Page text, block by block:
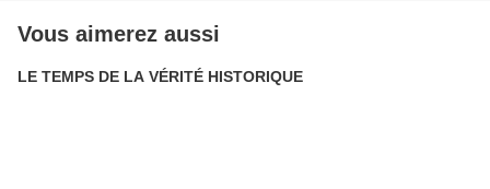
Vous aimerez aussi
LE TEMPS DE LA VÉRITÉ HISTORIQUE